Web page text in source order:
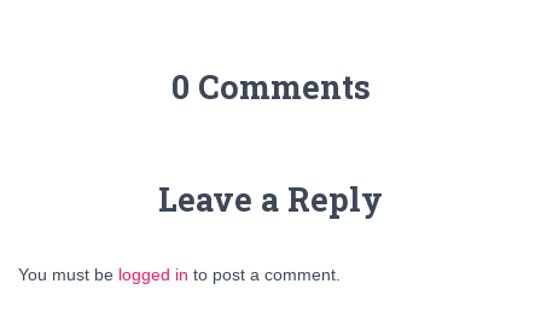
0 Comments
Leave a Reply
You must be logged in to post a comment.